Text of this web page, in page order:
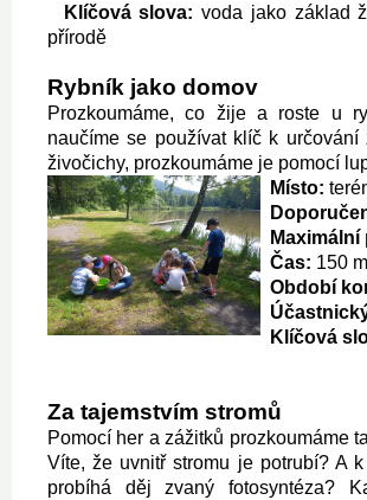
Klíčová slova: voda jako základ
přírodě
Rybník jako domov
Prozkoumáme, co žije a roste u
naučíme se používat klíč k
živočichy, prozkoumáme je pomocí
Místo:
Maximální
Čas: 150
Období
Klíčová
Za tajemstvím stromů
Pomocí her a zážitků prozkoumáme
Víte, že uvnitř stromu je potrubí? A
probíhá děj zvaný fotosyntéza?